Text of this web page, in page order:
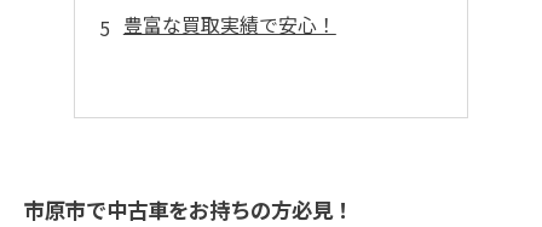
豊富な買取実績で安心！
市原市で中古車をお持ちの方必見！